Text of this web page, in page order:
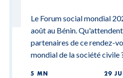
Le Forum social mondial
août au Bénin.
partenaires de ce rendez-
mondial de la société civile
5 MN 29